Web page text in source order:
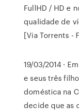
FullHD / HD e
qualidade de
[Via Torrents -
19/03/2014 ·
e seus três
doméstica na
decide que as